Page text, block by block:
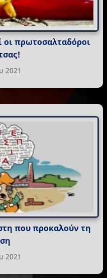
οι πρωτοσαλταδόροι
2021
που προκαλούν τη
2021